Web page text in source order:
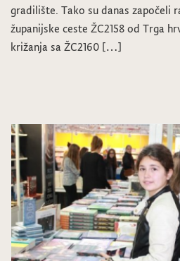
gradilište. Tako su danas započeli
županijske ceste ŽC2158 od Trga
križanja sa ŽC2160 […]